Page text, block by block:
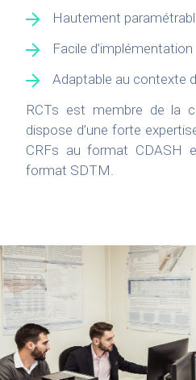
Hautement
Facile d’implémentation
Adaptable au contexte
RCTs est membre de la
dispose d’une forte
CRFs au format CDASH
format SDTM.